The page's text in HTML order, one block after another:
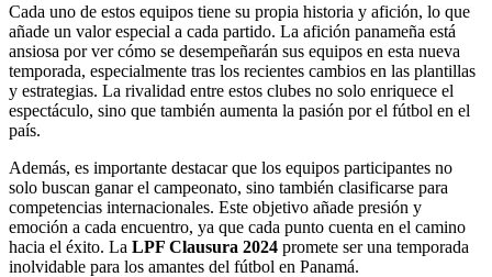
Cada uno de estos equipos tiene su propia historia y afición, lo que
añade un valor especial a cada partido. La afición panameña está
ansiosa por ver cómo se desempeñarán sus equipos en esta nueva
temporada, especialmente tras los recientes cambios en las plantillas
y estrategias. La rivalidad entre estos clubes no solo enriquece el
espectáculo, sino que también aumenta la pasión por el fútbol en el
país.
Además, es importante destacar que los equipos participantes no
solo buscan ganar el campeonato, sino también clasificarse para
competencias internacionales. Este objetivo añade presión y
emoción a cada encuentro, ya que cada punto cuenta en el camino
hacia el éxito. La LPF Clausura 2024 promete ser una temporada
inolvidable para los amantes del fútbol en Panamá.